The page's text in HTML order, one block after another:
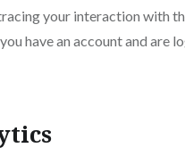
your interaction with
have an account and are